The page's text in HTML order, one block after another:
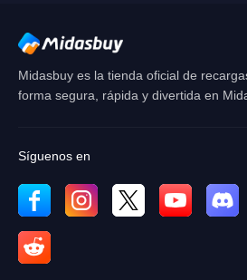
Midasbuy es la tienda oficial de
forma segura, rápida y divertida en
Síguenos en